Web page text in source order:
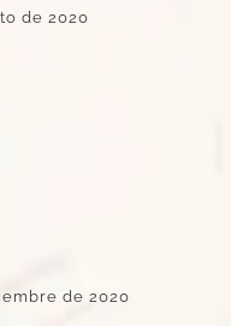
de 2020
de 2020